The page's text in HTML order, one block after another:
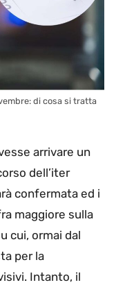
di cosa si tratta
arrivare un
dell’iter
confermata ed i
maggiore sulla
cui, ormai dal
per la
Intanto, il